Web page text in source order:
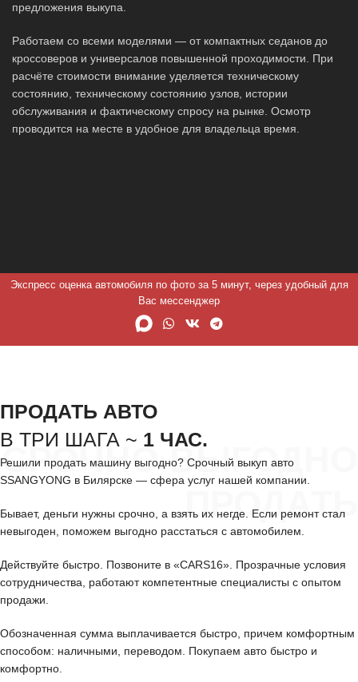
предложения выкупа.
Работаем со всеми моделями — от компактных седанов до
кроссоверов и универсалов повышенной проходимости. При
расчёте стоимости внимание уделяется техническому
состоянию, техническому состоянию узлов, истории
обслуживания и фактическому спросу на рынке. Осмотр
проводится на месте в удобное для владельца время.
Экспресс оценка автомобиля по фото за 5 минут, через удобный для
Вас мессенджер
СРОЧНО ВЫГОДНО
ПРОДАТЬ
ПРОДАТЬ АВТО
В ТРИ ШАГА ~ 1 ЧАС.
Решили продать машину выгодно? Срочный выкуп авто
SSANGYONG в Билярске — сфера услуг нашей компании.
Бывает, деньги нужны срочно, а взять их негде. Если ремонт стал
невыгоден, поможем выгодно расстаться с автомобилем.
Действуйте быстро. Позвоните в «CARS16». Прозрачные условия
сотрудничества, работают компетентные специалисты с опытом
продажи.
Обозначенная сумма выплачивается быстро, причем комфортным
способом: наличными, переводом. Покупаем авто быстро и
комфортно.